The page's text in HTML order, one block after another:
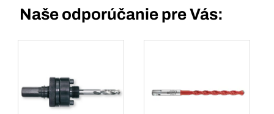
Naše odporúčanie pre Vás: